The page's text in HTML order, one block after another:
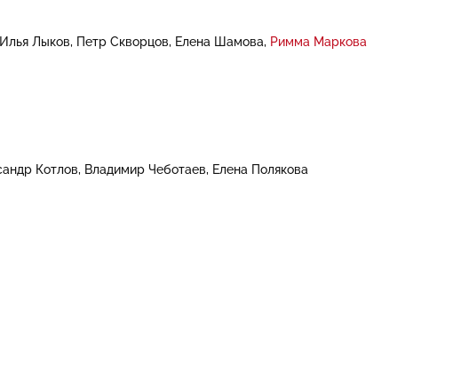
Илья Лыков Петр Скворцов Елена Шамова Римма Маркова
Котлов Владимир Чеботаев Елена Полякова